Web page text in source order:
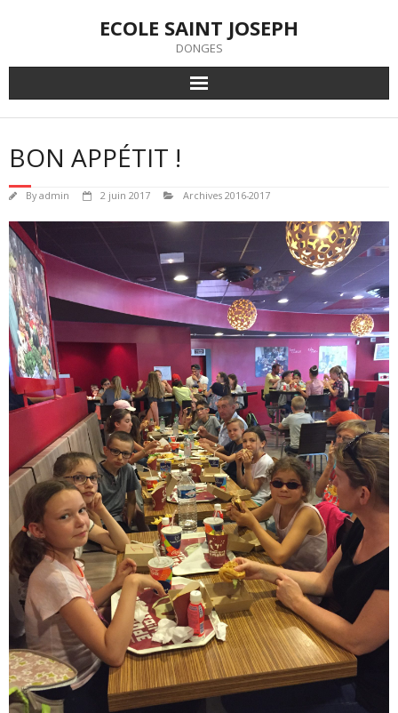
ECOLE SAINT JOSEPH
DONGES
BON APPÉTIT !
Byadmin 2 juin 2017 Archives 2016-2017